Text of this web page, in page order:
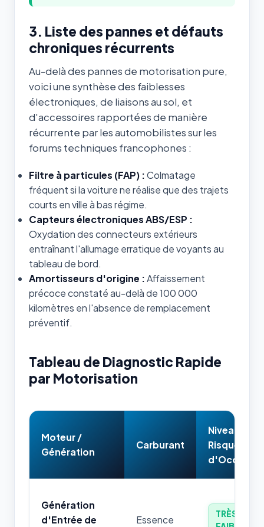
3. Liste des pannes et défauts
chroniques récurrents
Au-delà des pannes de motorisation pure,
voici une synthèse des faiblesses
électroniques, de liaisons au sol, et
d'accessoires rapportées de manière
récurrente par les automobilistes sur les
forums techniques francophones :
Filtre à particules (FAP) :Colmatage
fréquent si la voiture ne réalise que des trajets
courts en ville à bas régime.
Capteurs électroniques ABS/ESP :
Oxydation des connecteurs extérieurs
entraînant l'allumage erratique de voyants au
tableau de bord.
Amortisseurs d'origine :Affaissement
précoce constaté au-delà de 100 000
kilomètres en l'absence de remplacement
préventif.
Tableau de Diagnostic Rapide
par Motorisation
Moteur /
Génération
Carburant
Niveau de
Risque
d'Occasion
Génération
d'Entrée de
Essence
TRÈS